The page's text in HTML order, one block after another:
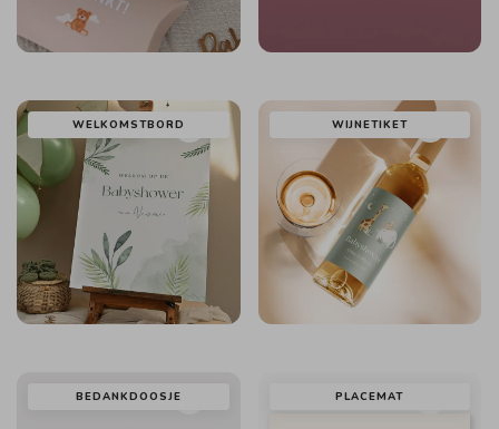
WELKOMSTBORD WIJNETIKET
BEDANKDOOSJE PLACEMAT